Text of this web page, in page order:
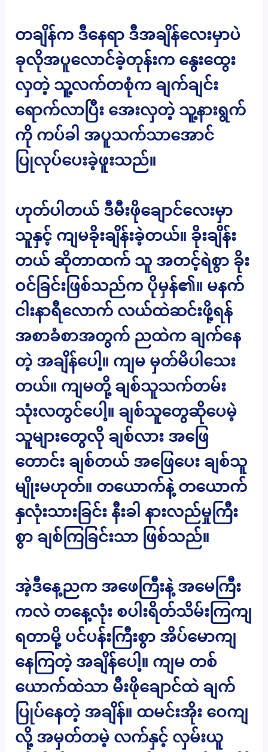
တချိန်က ဒီနေရာ ဒီအချိန်လေးမှာပဲ
ခုလိုအပူလောင်ခဲ့တုန်းက နွေးထွေး
လှတဲ့ သူ့လက်တစုံက ချက်ချင်း
ရောက်လာပြီး အေးလှတဲ့ သူ့နားရွက်
ကို ကပ်ခါ အပူသက်သာအောင်
ပြုလုပ်ပေးခဲ့ဖူးသည်။
ဟုတ်ပါတယ် ဒီမီးဖိုချောင်လေးမှာ
သူနှင့် ကျမခိုးချိန်းခဲ့တယ်။ ခိုးချိန်း
တယ် ဆိုတာထက် သူ အတင့်ရဲစွာ ခိုး
ဝင်ခြင်းဖြစ်သည်က ပိုမှန်၏။ မနက်
ငါးနာရီလောက် လယ်ထဲဆင်းဖို့ရန်
အစာခံစာအတွက် ညထဲက ချက်နေ
တဲ့ အချိန်ပေါ့။ ကျမ မှတ်မိပါသေး
တယ်။ ကျမတို့ ချစ်သူသက်တမ်း
သုံးလတွင်ပေါ့။ ချစ်သူတွေဆိုပေမဲ့
သူများတွေလို ချစ်လား အဖြေ
တောင်း ချစ်တယ် အဖြေပေး ချစ်သူ
မျိုးမဟုတ်။ တယောက်နဲ့ တယောက်
နှလုံးသားခြင်း နီးခါ နားလည်မှုကြီး
စွာ ချစ်ကြခြင်းသာ ဖြစ်သည်။
အဲ့ဒီနေ့ညက အဖေကြီးနဲ့ အမေကြီး
ကလဲ တနေ့လုံး စပါးရိတ်သိမ်းကြကျ
ရတာမို့ ပင်ပန်းကြီးစွာ အိပ်မောကျ
နေကြတဲ့ အချိန်ပေါ့။ ကျမ တစ်
ယောက်ထဲသာ မီးဖိုချောင်ထဲ ချက်
ပြုပ်နေတဲ့ အချိန်။ ထမင်းအိုး ဝေကျ
လို့ အမှတ်တမဲ့ လက်နှင့် လှမ်းယူ